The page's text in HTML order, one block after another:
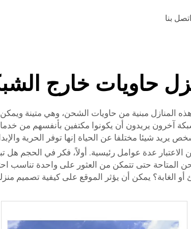
اتصل بنا
حاويات خارج
المنازل مبنية من حاويات الشحن، وهي متينة
آخرون يريدون أن يكونوا مكتفين بأنفسهم من
يريد شيئا مختلفا عن الحياة إنها توفر الحرية
الاعتبار عدة عوامل رئيسية. أولاً، فكر في الحجم
المتاحة حتى تتمكن من العثور على واحدة تناسب
الغابة؟ يمكن أن يؤثر الموقع على كيفية تصميم